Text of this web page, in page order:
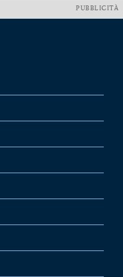
PUBBLICITÀ